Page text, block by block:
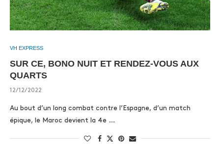
VH EXPRESS
SUR CE, BONO NUIT ET RENDEZ-VOUS AUX
QUARTS
12/12/2022
Au bout d’un long combat contre l’Espagne, d’un match
épique, le Maroc devient la 4e …